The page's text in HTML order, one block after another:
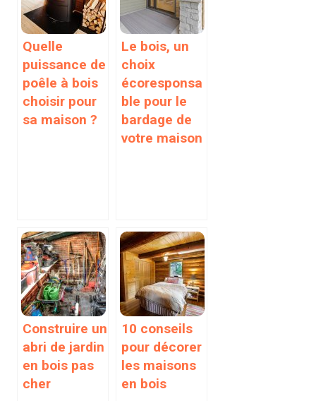
Quelle
puissance de
poêle à bois
choisir pour
sa maison ?
Le bois, un
choix
écoresponsa
ble pour le
bardage de
votre maison
Construire un
abri de jardin
en bois pas
cher
10 conseils
pour décorer
les maisons
en bois